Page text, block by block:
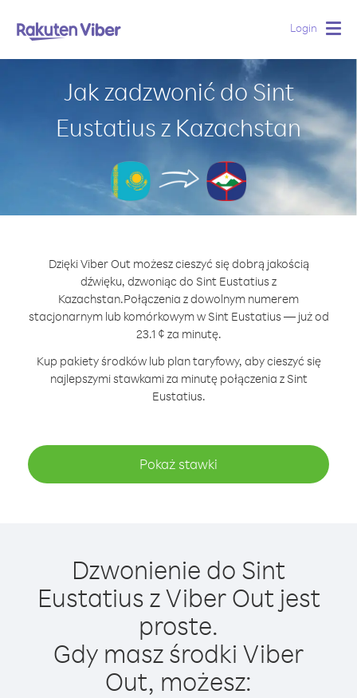
Login
Jak zadzwonić do Sint
Eustatius z Kazachstan
Dzięki Viber Out możesz cieszyć się dobrą jakością
dźwięku, dzwoniąc do Sint Eustatius z
Kazachstan.Połączenia z dowolnym numerem
stacjonarnym lub komórkowym w Sint Eustatius — już od
23.1 ¢ za minutę.
Kup pakiety środków lub plan taryfowy, aby cieszyć się
najlepszymi stawkami za minutę połączenia z Sint
Eustatius.
Pokaż stawki
Dzwonienie do Sint
Eustatius z Viber Out jest
proste.
Gdy masz środki Viber
Out, możesz: